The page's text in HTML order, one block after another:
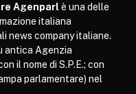
Agenparl è una delle
italiana
news company italiane.
antica Agenzia
il nome di S.P.E.; con
parlamentare) nel